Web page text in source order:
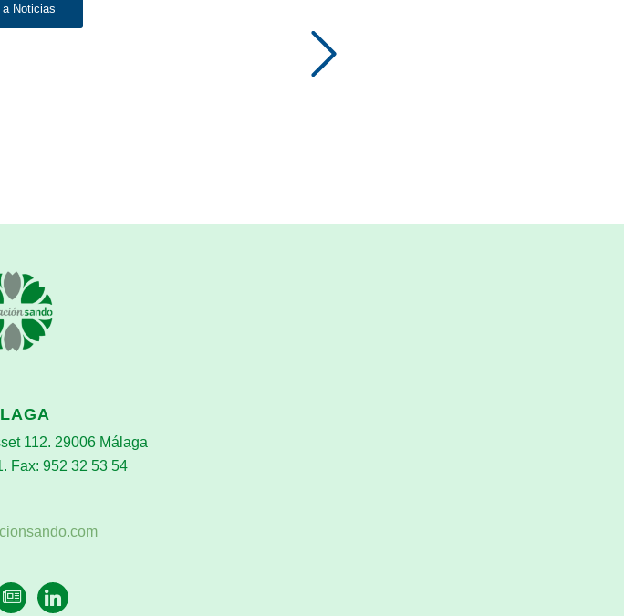
a Noticias
112. 29006 Málaga
Fax: 952 32 53 54
linkedin